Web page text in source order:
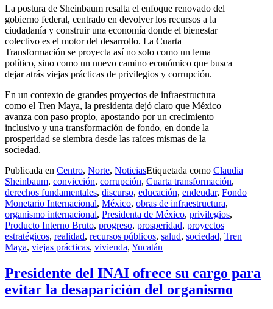
La postura de Sheinbaum resalta el enfoque renovado del
gobierno federal, centrado en devolver los recursos a la
ciudadanía y construir una economía donde el bienestar
colectivo es el motor del desarrollo. La Cuarta
Transformación se proyecta así no solo como un lema
político, sino como un nuevo camino económico que busca
dejar atrás viejas prácticas de privilegios y corrupción.
En un contexto de grandes proyectos de infraestructura
como el Tren Maya, la presidenta dejó claro que México
avanza con paso propio, apostando por un crecimiento
inclusivo y una transformación de fondo, en donde la
prosperidad se siembra desde las raíces mismas de la
sociedad.
Publicada en Centro, Norte, NoticiasEtiquetada como Claudia
Sheinbaum, convicción, corrupción, Cuarta transformación,
derechos fundamentales, discurso, educación, endeudar, Fondo
Monetario Internacional, México, obras de infraestructura,
organismo internacional, Presidenta de México, privilegios,
Producto Interno Bruto, progreso, prosperidad, proyectos
estratégicos, realidad, recursos públicos, salud, sociedad, Tren
Maya, viejas prácticas, vivienda, Yucatán
Presidente del INAI ofrece su cargo para
evitar la desaparición del organismo